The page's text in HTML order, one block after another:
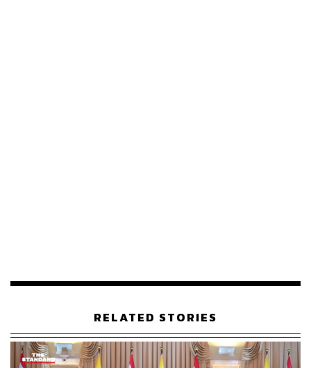
เพราะนายกรัฐมนตรีมาจากความไว้วางใจของสภาผู้แทน
ราษฎร รัฐมนตรีอื่นทั้งคณะจึงต้องพ้นจากตำแหน่งตามไป
ด้วย
RELATED STORIES